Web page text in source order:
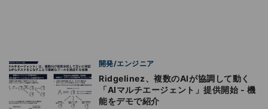
開発/エンジニア
Ridgelinez、複数のAIが協調して動く
「AIマルチエージェント」提供開始 - 機
能をデモで紹介